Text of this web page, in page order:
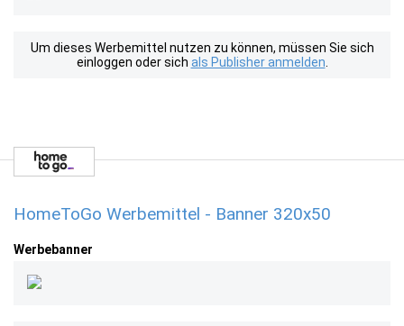
Um dieses Werbemittel nutzen zu können, müssen Sie sich
einloggen oder sich als Publisher anmelden
HomeToGo Werbemittel - Banner 320x50
Werbebanner